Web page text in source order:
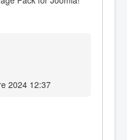
2024 12:37